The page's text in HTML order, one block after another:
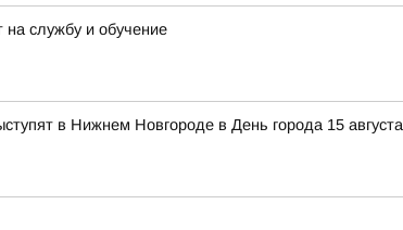
службу и обучение
в Нижнем Новгороде в День города 15 августа